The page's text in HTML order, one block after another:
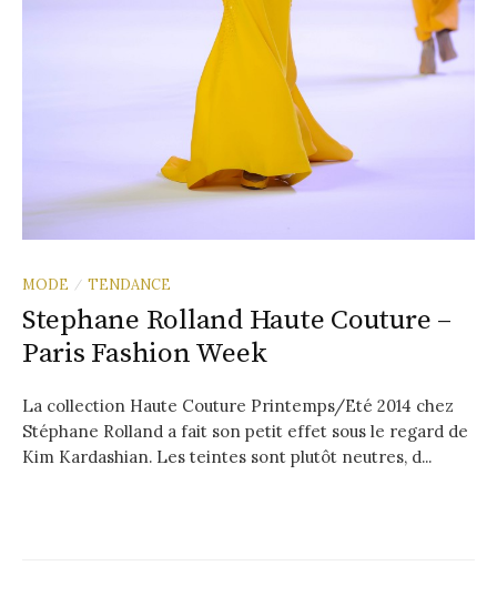
MODE / TENDANCE
Stephane Rolland Haute Couture –
Paris Fashion Week
La collection Haute Couture Printemps/Eté 2014 chez
Stéphane Rolland a fait son petit effet sous le regard de
Kim Kardashian. Les teintes sont plutôt neutres, d...